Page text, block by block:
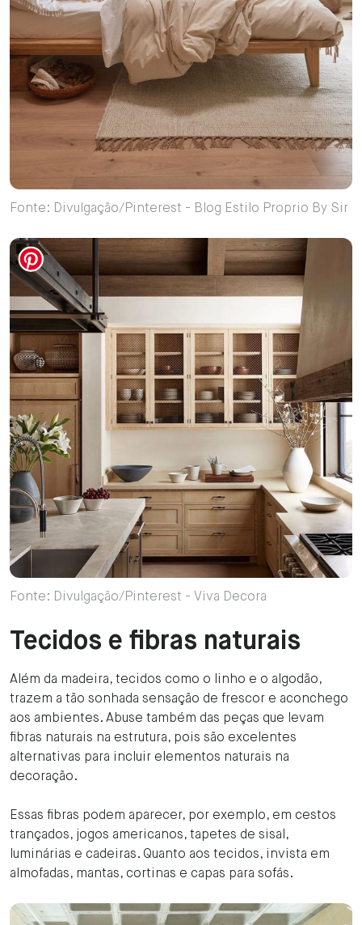
Fonte: Divulgação/Pinterest - Blog Estilo Proprio By Sir
Fonte: Divulgação/Pinterest - Viva Decora
Tecidos e fibras naturais
Além da madeira, tecidos como o linho e o algodão,
trazem a tão sonhada sensação de frescor e aconchego
aos ambientes. Abuse também das peças que levam
fibras naturais na estrutura, pois são excelentes
alternativas para incluir elementos naturais na
decoração.
Essas fibras podem aparecer, por exemplo, em cestos
trançados, jogos americanos, tapetes de sisal,
luminárias e cadeiras. Quanto aos tecidos, invista em
almofadas, mantas, cortinas e capas para sofás.